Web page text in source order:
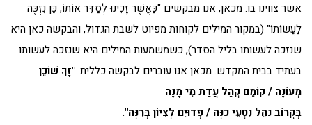
אשר צווינו בו. מכאן, אנו מבקשים "כַּאֲשֶׁר זָכִינוּ לְסַדֵּר אוֹתוֹ, כֵּן נִזְכֶּה
לַעֲשׂוֹתוֹ" (במקור המילים לקוחות מפיוט לשבת הגדול, והבקשה כאן היא
שנזכה לעשותו בליל הסדר), כשמשמעות המילים היא שנזכה לעשותו
בעתיד בבית המקדש. מכאן אנו עוברים לבקשה כללית:"זָךְ שׁוֹכֵן
מְעוֹנָה / קוֹמֵם קְהַל עֲדַת מִי מָנָה
בְּקָרוֹב נַהֵל נִטְעֵי כַנָּה / פְּדוּיִם לְצִיּוֹן בְּרִנָּה".